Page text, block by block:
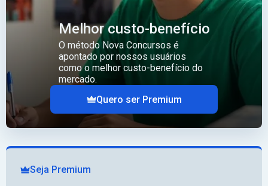
Melhor custo-benefício
O método Nova Concursos é
apontado por nossos usuários
como o melhor custo-benefício do
mercado.
Quero ser Premium
Seja Premium